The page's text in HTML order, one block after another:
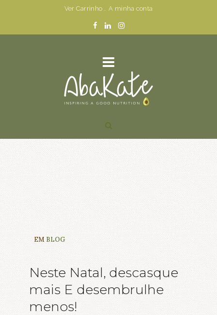
Ver Carrinho .A minha conta
EM BLOG
Neste Natal, descasque
mais E desembrulhe
menos!